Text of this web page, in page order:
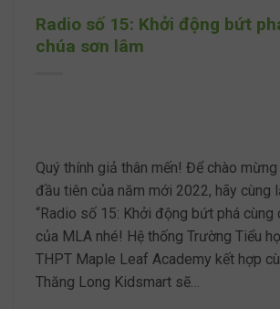
Radio số 15: Khởi động bứt
chúa sơn lâm
Quý thính giả thân mến! Để chào
đầu tiên của năm mới 2022, hãy cùng
“Radio số 15: Khởi động bứt phá cùng
của MLA nhé! Hệ thống Trường Tiểu
THPT Maple Leaf Academy kết hợp
Thăng Long Kidsmart sẽ…